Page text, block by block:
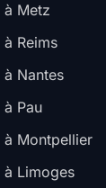
à Metz
Reims
Nantes
Pau
à Montpellier
à Limoges